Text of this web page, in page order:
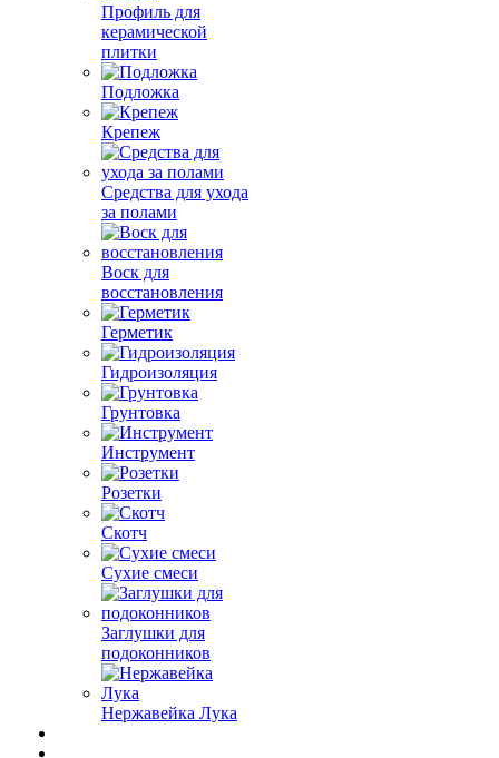
Профиль для
керамической
плитки
Подложка
Крепеж
Средства для ухода
за полами
Воск для
восстановления
Герметик
Гидроизоляция
Грунтовка
Инструмент
Розетки
Скотч
Сухие смеси
Заглушки для
подоконников
Нержавейка Лука